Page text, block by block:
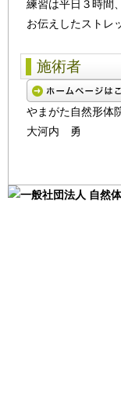
練習は平日３時間
お伝えしたストレ
施術者
やまがた自然形体
大河内 勇